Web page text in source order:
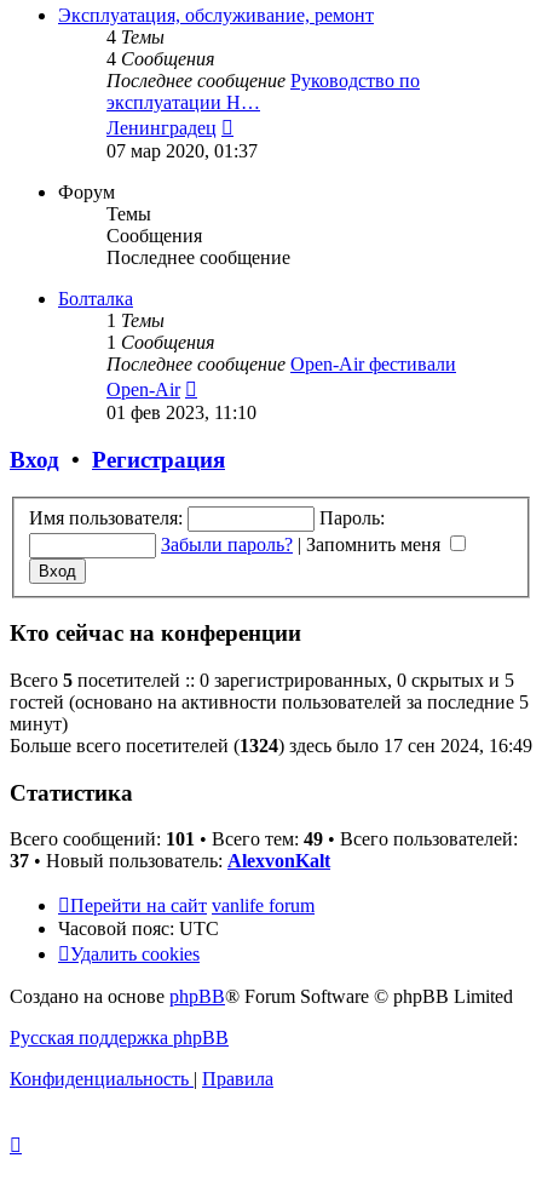
сообщению
Эксплуатация, обслуживание, ремонт
4 Темы
4 Сообщения
Последнее сообщение Руководство по
эксплуатации H…
Ленинградец
к
07 мар 2020, 01:37
Форум
Темы
Сообщения
Последнее сообщение
Болталка
1 Темы
1 Сообщения
Последнее сообщение Open-Air фестивали
Open-Air
к
01 фев 2023, 11:10
Вход • Регистрация
Имя пользователя:
Пароль:
Забыли пароль? | Запомнить меня
Кто сейчас на конференции
Всего 5 посетителей :: 0 зарегистрированных, 0 скрытых и 5
гостей (основано на активности пользователей за последние 5
минут)
Больше всего посетителей (1324) здесь было 17 сен 2024, 16:49
Статистика
Всего сообщений: 101 • Всего тем: 49 • Всего пользователей:
37 • Новый пользователь: AlexvonKalt
Перейти на сайт vanlife forum
Часовой пояс: UTC
Удалить cookies
Создано на основе phpBB® Forum Software © phpBB Limited
Русская поддержка phpBB
Конфиденциальность | Правила